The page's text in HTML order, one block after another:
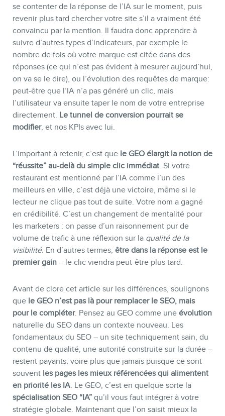
se contenter de la réponse de l’IA sur le moment, puis
revenir plus tard chercher votre site s’il a vraiment été
convaincu par la mention. Il faudra donc apprendre à
suivre d’autres types d’indicateurs, par exemple le
nombre de fois où votre marque est citée dans des
réponses (ce qui n’est pas évident à mesurer aujourd’hui,
on va se le dire), ou l’évolution des requêtes de marque:
peut-être que l’IA n’a pas généré un clic, mais
l’utilisateur va ensuite taper le nom de votre entreprise
directement. Le tunnel de conversion pourrait se
modifier, et nos KPIs avec lui.
L’important à retenir, c’est que le GEO élargit la notion de
“réussite” au-delà du simple clic immédiat. Si votre
restaurant est mentionné par l’IA comme l’un des
meilleurs en ville, c’est déjà une victoire, même si le
lecteur ne clique pas tout de suite. Votre nom a gagné
en crédibilité. C’est un changement de mentalité pour
les marketers : on passe d’un raisonnement pur de
volume de trafic à une réflexion sur la qualité de la
visibilité. En d’autres termes, être dans la réponse est le
premier gain – le clic viendra peut-être plus tard.
Avant de clore cet article sur les différences, soulignons
que le GEO n’est pas là pour remplacer le SEO, mais
pour le compléter. Pensez au GEO comme une évolution
naturelle du SEO dans un contexte nouveau. Les
fondamentaux du SEO – un site techniquement sain, du
contenu de qualité, une autorité construite sur la durée –
restent payants, voire plus que jamais puisque ce sont
souvent les pages les mieux référencées qui alimentent
en priorité les IA. Le GEO, c’est en quelque sorte la
spécialisation SEO “IA” qu’il vous faut intégrer à votre
stratégie globale. Maintenant que l’on saisit mieux la